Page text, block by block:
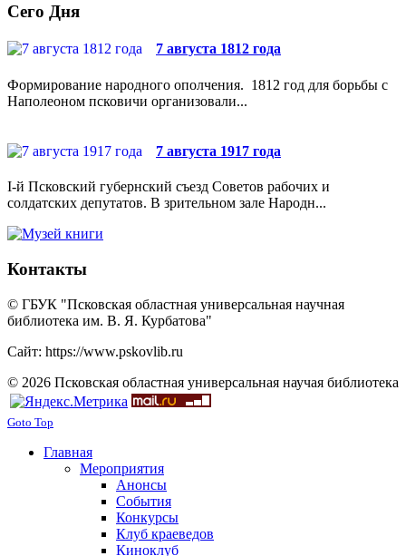
Сего Дня
7 августа 1812 года
Формирование народного ополчения. 1812 год для борьбы с
Наполеоном псковичи организовали...
7 августа 1917 года
I-й Псковский губернский съезд Советов рабочих и
солдатских депутатов. В зрительном зале Народн...
Контакты
© ГБУК "Псковская областная универсальная научная
библиотека им. В. Я. Курбатова"
Сайт: https://www.pskovlib.ru
© 2026 Псковская областная универсальная научая библиотека
Goto Top
Главная
Мероприятия
Анонсы
События
Конкурсы
Клуб краеведов
Киноклуб